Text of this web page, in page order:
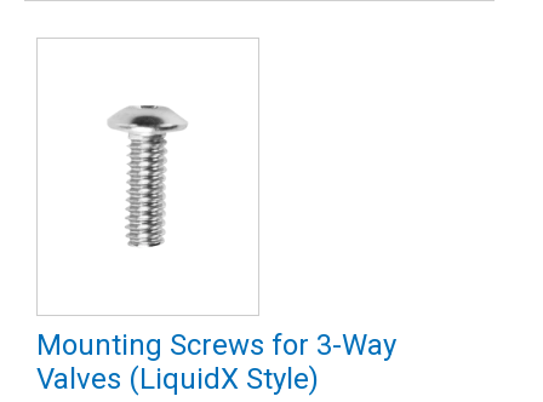
Mounting Screws for 3-Way
Valves (LiquidX Style)